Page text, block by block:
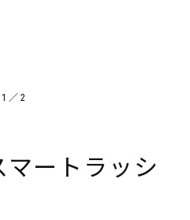
1 ／ 2
マートラッシ